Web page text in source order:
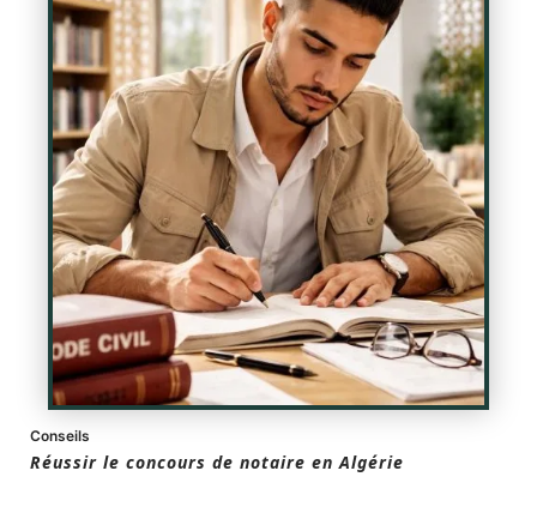
Conseils
Réussir le concours de notaire en Algérie